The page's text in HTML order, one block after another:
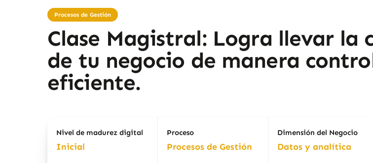
Procesos de Gestión
Clase Magistral: Logra llevar la
de tu negocio de manera
eficiente.
Nivel de madurez digital
Inicial
Proceso
Procesos de Gestión
Dimensión del Negocio
Datos y analítica